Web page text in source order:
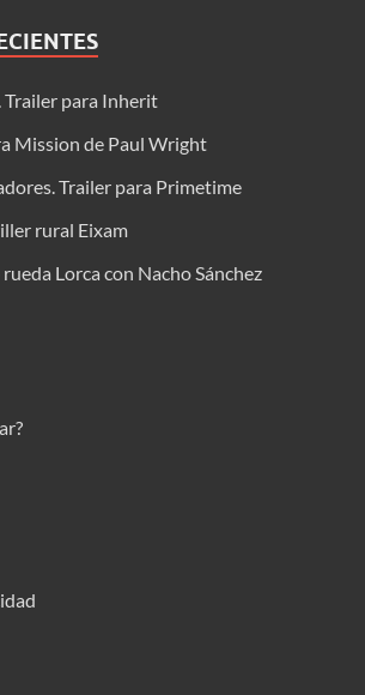
Trailer para Inherit
Mission de Paul Wright
Trailer para Primetime
rural Eixam
Lorca con Nacho Sánchez